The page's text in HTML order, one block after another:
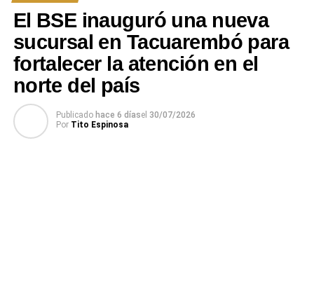
Inscripciones para nueva fase del Programa
Oportunidad Laboral comenzarán el lunes 8 de
abril
El BSE inauguró una nueva
sucursal en Tacuarembó para
fortalecer la atención en el
norte del país
Publicado hace 6 díasel 30/07/2026
Por Tito Espinosa